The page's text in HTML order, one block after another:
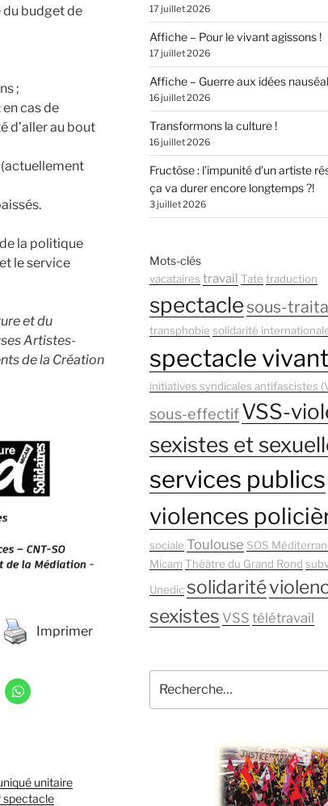
du budget de
;
cas de
d’aller au bout
la politique
le service
et du
Artistes-
de la Création
Imprimer
unitaire
spectacle
17 juillet 2026
Affiche – Pour le vivant agissons !
17 juillet 2026
Affiche – Guerre aux idées
16 juillet 2026
Transformons la culture !
16 juillet 2026
Fructôse : l’impunité d’un artiste
ça va durer encore longtemps ?!
3 juillet 2026
Mots-clés
vacataires travail Tate traduction
spectaclesous-
transphobie solidarité
spectacle vivant
initiatives syndicales antifascistes
sous-effectif VSS-
sexistes et
services publics
violences
sociale Toulouse SOS
Micam Théâtre du Grand Rond
Unedic solidarité
sexistes VSS télétravail
pour
: